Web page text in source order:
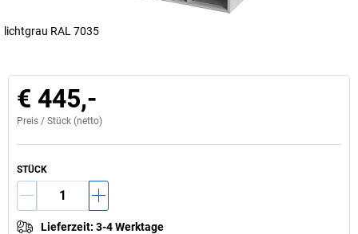
lichtgrau RAL 7035
€ 445,-
Preis / Stück (netto)
STÜCK
Lieferzeit: 3-4 Werktage